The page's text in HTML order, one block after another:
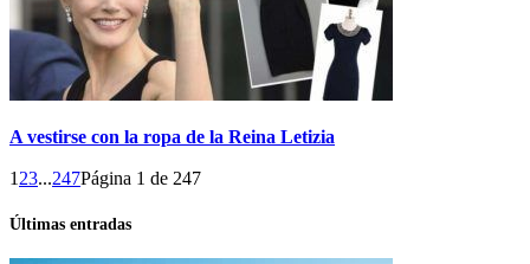
A vestirse con la ropa de la Reina Letizia
1 23...247Página 1 de 247
Últimas entradas